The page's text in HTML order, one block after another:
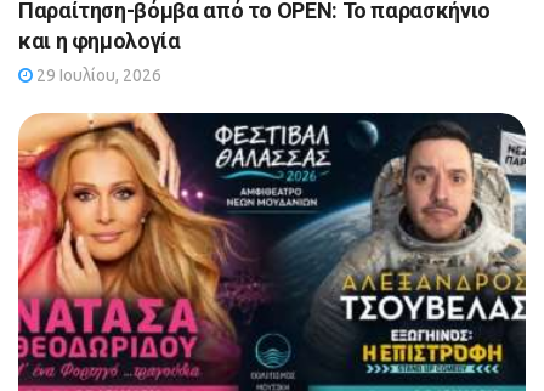
Παραίτηση-βόμβα από το OPEN: Το παρασκήνιο
και η φημολογία
29 Ιουλίου, 2026